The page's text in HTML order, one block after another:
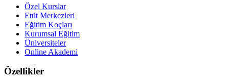
Özel Kurslar
Etüt Merkezleri
Eğitim Koçları
Kurumsal Eğitim
Üniversiteler
Online Akademi
Özellikler